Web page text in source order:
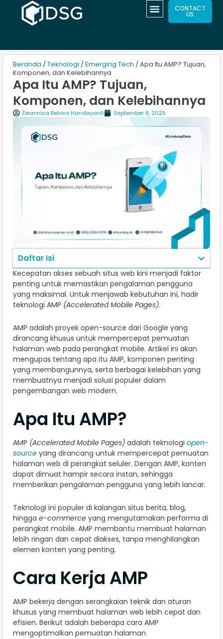
CONTACT
US
Beranda / Teknologi / Emerging Tech / Apa Itu AMP? Tujuan,
Komponen, dan Kelebihannya
Apa Itu AMP? Tujuan,
Komponen, dan Kelebihannya
Deannisa Belvira Handayanti September 9, 2025
Daftar Isi
Kecepatan akses sebuah situs web kini menjadi faktor
penting untuk memastikan pengalaman pengguna
yang maksimal. Untuk menjawab kebutuhan ini, hadir
teknologi AMP (Accelerated Mobile Pages).
AMP adalah proyek open-source dari Google yang
dirancang khusus untuk mempercepat pemuatan
halaman web pada perangkat mobile. Artikel ini akan
mengupas tentang apa itu AMP, komponen penting
yang membangunnya, serta berbagai kelebihan yang
membuatnya menjadi solusi populer dalam
pengembangan web modern.
Apa Itu AMP?
AMP (Accelerated Mobile Pages) adalah teknologi open-
source yang dirancang untuk mempercepat pemuatan
halaman web di perangkat seluler. Dengan AMP, konten
dapat dimuat hampir secara instan, sehingga
memberikan pengalaman pengguna yang lebih lancar.
Teknologi ini populer di kalangan situs berita, blog,
hingga e-commerce yang mengutamakan performa di
perangkat mobile. AMP membantu membuat halaman
lebih ringan dan cepat diakses, tanpa menghilangkan
elemen konten yang penting.
Cara Kerja AMP
AMP bekerja dengan serangkaian teknik dan aturan
khusus yang membuat halaman web lebih cepat dan
efisien. Berikut adalah beberapa cara AMP
mengoptimalkan pemuatan halaman.